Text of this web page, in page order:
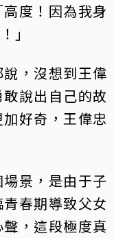
度！因為我身
」
，沒想到王偉
說出自己的故
好奇，王偉忠
景，是由于子
春期導致父女
，這段極度真